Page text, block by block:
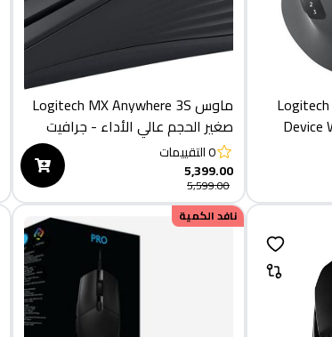
Device
ماوس Logitech MX Anywhere 3S
صغير الحجم عالي الأداء - جرافيت
0التقييمات
5,399.00
5,599.00
نافد الكمية